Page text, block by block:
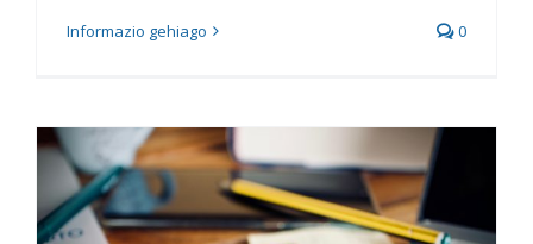
Informazio gehiago 0